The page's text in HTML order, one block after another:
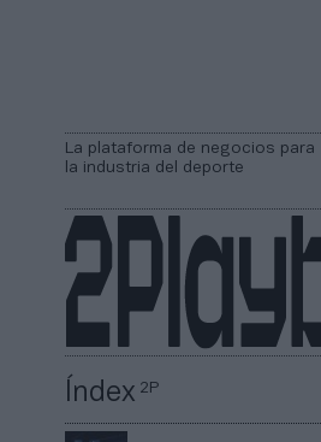
La plataforma de negocios para
la industria del deporte
Índex2P